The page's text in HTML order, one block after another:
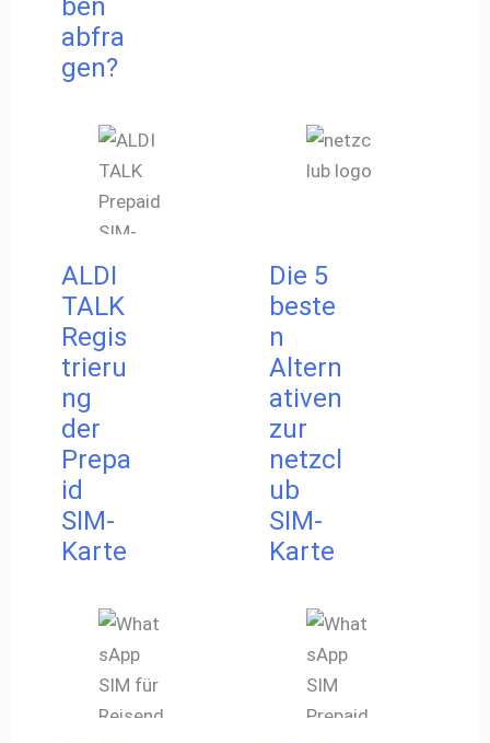
ben
abfra
gen?
ALDI
TALK
Regis
trieru
ng
der
Prepa
id
SIM-
Karte
Die 5
beste
n
Altern
ativen
zur
netzcl
ub
SIM-
Karte